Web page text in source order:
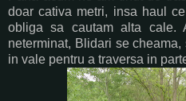
doar cativa metri, insa haul
obliga sa cautam alta cale.
neterminat, Blidari se
in vale pentru a traversa in